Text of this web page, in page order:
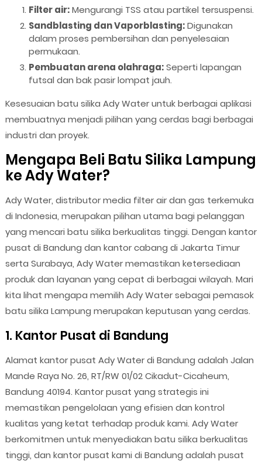
Filter air:Mengurangi TSS atau partikel tersuspensi.
Sandblasting dan Vaporblasting:Digunakan
dalam proses pembersihan dan penyelesaian
permukaan.
Pembuatan arena olahraga:Seperti lapangan
futsal dan bak pasir lompat jauh.
Kesesuaian batu silika Ady Water untuk berbagai aplikasi
membuatnya menjadi pilihan yang cerdas bagi berbagai
industri dan proyek.
Mengapa Beli Batu Silika Lampung
ke Ady Water?
Ady Water, distributor media filter air dan gas terkemuka
di Indonesia, merupakan pilihan utama bagi pelanggan
yang mencari batu silika berkualitas tinggi. Dengan kantor
pusat di Bandung dan kantor cabang di Jakarta Timur
serta Surabaya, Ady Water memastikan ketersediaan
produk dan layanan yang cepat di berbagai wilayah. Mari
kita lihat mengapa memilih Ady Water sebagai pemasok
batu silika Lampung merupakan keputusan yang cerdas.
1. Kantor Pusat di Bandung
Alamat kantor pusat Ady Water di Bandung adalah Jalan
Mande Raya No. 26, RT/RW 01/02 Cikadut-Cicaheum,
Bandung 40194. Kantor pusat yang strategis ini
memastikan pengelolaan yang efisien dan kontrol
kualitas yang ketat terhadap produk kami. Ady Water
berkomitmen untuk menyediakan batu silika berkualitas
tinggi, dan kantor pusat kami di Bandung adalah pusat